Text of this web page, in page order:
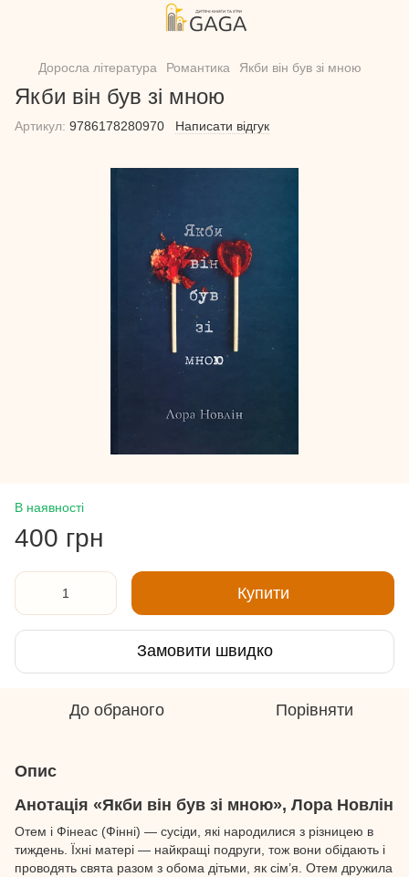
Доросла література Романтика Якби він був зі мною
Якби він був зі мною
Артикул: 9786178280970 Написати відгук
В наявності
400 грн
Купити
Замовити швидко
До обраного Порівняти
Опис
Анотація «Якби він був зі мною», Лора Новлін
Отем і Фінеас (Фінні) — сусіди, які народилися з різницею в
тиждень. Їхні матері — найкращі подруги, тож вони обідають і
проводять свята разом з обома дітьми, як сім’я. Отем дружила